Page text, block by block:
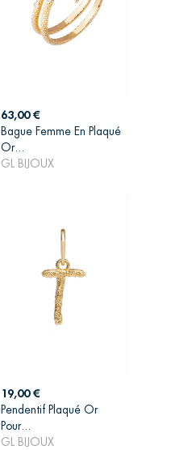
Prix
63,00 €
Bague Femme En Plaqué
Or...
GL BIJOUX
AJOUTER AU
Prix
19,00 €
Pendentif Plaqué Or
Pour...
GL BIJOUX
AJOUTER AU